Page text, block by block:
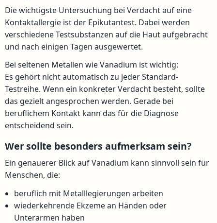
Die wichtigste Untersuchung bei Verdacht auf eine
Kontaktallergie ist der Epikutantest. Dabei werden
verschiedene Testsubstanzen auf die Haut aufgebracht
und nach einigen Tagen ausgewertet.
Bei seltenen Metallen wie Vanadium ist wichtig:
Es gehört nicht automatisch zu jeder Standard-
Testreihe. Wenn ein konkreter Verdacht besteht, sollte
das gezielt angesprochen werden. Gerade bei
beruflichem Kontakt kann das für die Diagnose
entscheidend sein.
Wer sollte besonders aufmerksam sein?
Ein genauerer Blick auf Vanadium kann sinnvoll sein für
Menschen, die:
beruflich mit Metalllegierungen arbeiten
wiederkehrende Ekzeme an Händen oder
Unterarmen haben